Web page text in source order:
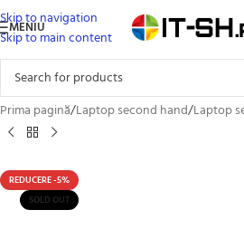
Skip to navigation
Skip to main content
MENIU
Prima pagină/Laptop second hand/Laptop
REDUCERE -5%
SOLD OUT